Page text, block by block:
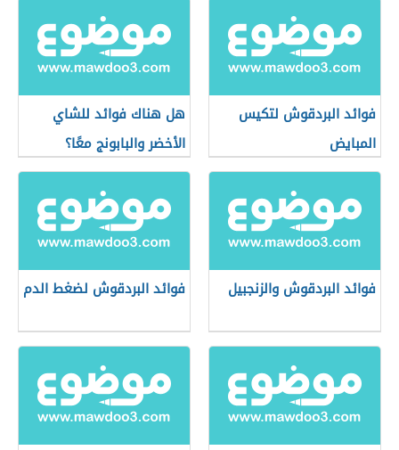
فوائد البردقوش لتكيس
المبايض
هل هناك فوائد للشاي
الأخضر والبابونج معًا؟
فوائد البردقوش والزنجبيل فوائد البردقوش لضغط الدم